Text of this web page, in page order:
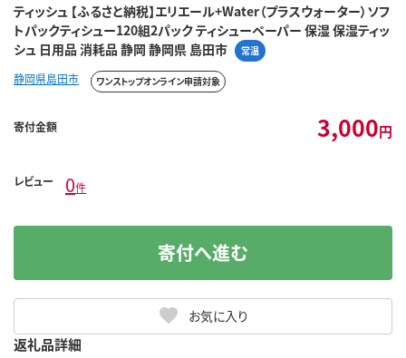
ティッシュ 【ふるさと納税】エリエール+Water（プラスウォーター）ソフ
トパックティシュー120組2パック ティシューペーパー 保湿 保湿ティッ
シュ 日用品 消耗品 静岡 静岡県 島田市
常温
静岡県島田市 ワンストップオンライン申請対象
寄付金額 3,000円
レビュー 0件
お気に入り
寄付へ進む
返礼品詳細